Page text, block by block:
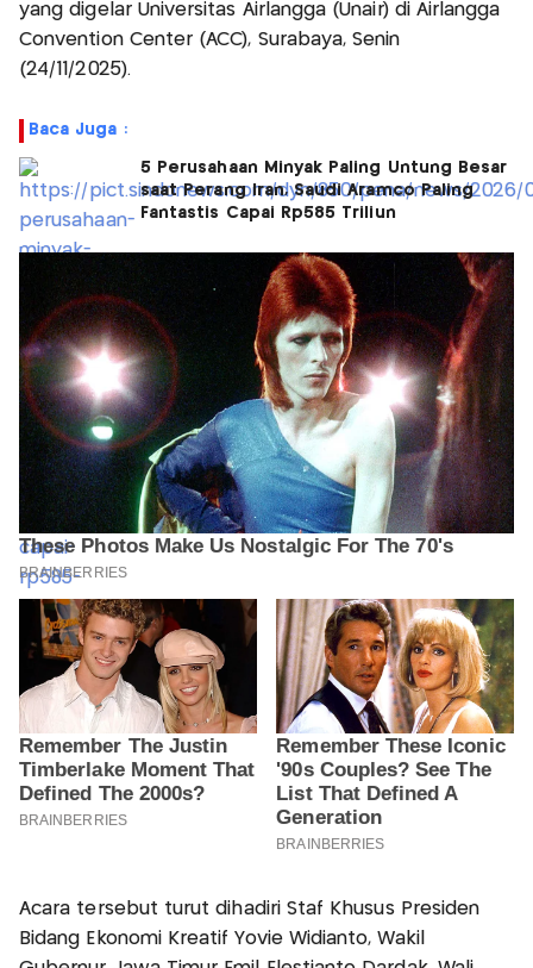
yang digelar Universitas Airlangga (Unair) di Airlangga
Convention Center (ACC), Surabaya, Senin
(24/11/2025).
Baca Juga :
5 Perusahaan Minyak Paling Untung Besar
saat Perang Iran, Saudi Aramco Paling
Fantastis Capai Rp585 Triliun
Acara tersebut turut dihadiri Staf Khusus Presiden
Bidang Ekonomi Kreatif Yovie Widianto, Wakil